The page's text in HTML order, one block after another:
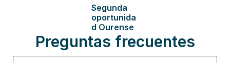
Segunda
oportunida
d Ourense
Preguntas frecuentes